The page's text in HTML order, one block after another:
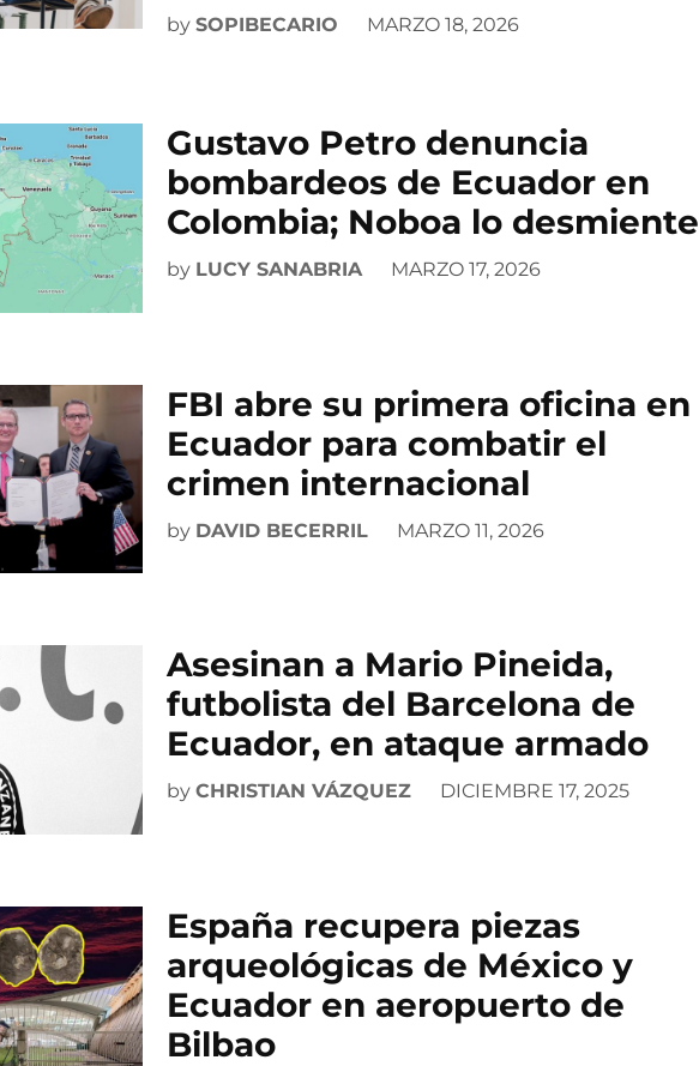
by SOPIBECARIO MARZO 18, 2026
Gustavo Petro denuncia
bombardeos de Ecuador en
Colombia; Noboa lo desmiente
by LUCY SANABRIA MARZO 17, 2026
FBI abre su primera oficina en
Ecuador para combatir el
crimen internacional
by DAVID BECERRIL MARZO 11, 2026
Asesinan a Mario Pineida,
futbolista del Barcelona de
Ecuador, en ataque armado
by CHRISTIAN VÁZQUEZ DICIEMBRE 17, 2025
España recupera piezas
arqueológicas de México y
Ecuador en aeropuerto de
Bilbao